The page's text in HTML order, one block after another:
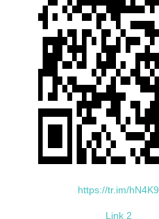
https://tr.im/hN4K9
Link 2